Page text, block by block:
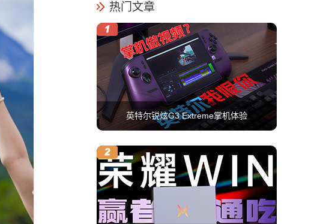
热门文章
英特尔锐炫G3 Extreme掌机体验